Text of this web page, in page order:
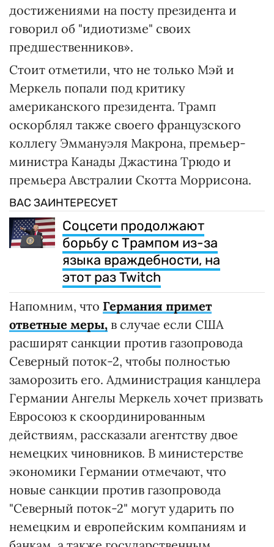
достижениями на посту президента и
говорил об "идиотизме" своих
предшественников».
Стоит отметили, что не только Мэй и
Меркель попали под критику
американского президента. Трамп
оскорблял также своего французского
коллегу Эммануэля Макрона, премьер-
министра Канады Джастина Трюдо и
премьера Австралии Скотта Моррисона.
ВАС ЗАИНТЕРЕСУЕТ
Соцсети продолжают
борьбу с Трампом из-за
языка враждебности, на
этот раз Twitch
Напомним, что Германия примет
ответные меры, в случае если США
расширят санкции против газопровода
Северный поток-2, чтобы полностью
заморозить его. Администрация канцлера
Германии Ангелы Меркель хочет призвать
Евросоюз к скоординированным
действиям, рассказали агентству двое
немецких чиновников. В министерстве
экономики Германии отмечают, что
новые санкции против газопровода
"Северный поток-2" могут ударить по
немецким и европейским компаниям и